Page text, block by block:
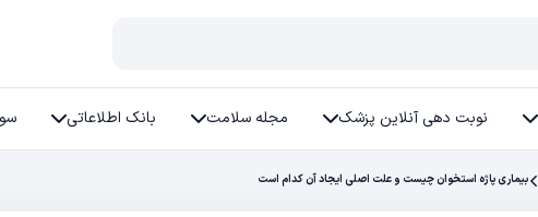
نوبت دهی آنلاین پزشک مجله سلامت بانک اطلاعاتی
بیماری پاژه استخوان چیست و علت اصلی ایجاد آن کدام است